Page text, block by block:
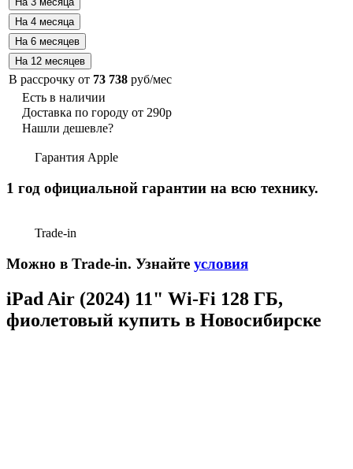
В рассрочку от 73 738 руб/мес
Есть в наличии
Доставка по городу от 290р
Нашли дешевле?
Гарантия Apple
1 год официальной гарантии на всю технику.
Trade-in
Можно в Trade-in. Узнайте условия
iPad Air (2024) 11" Wi-Fi 128 ГБ,
фиолетовый купить в Новосибирске